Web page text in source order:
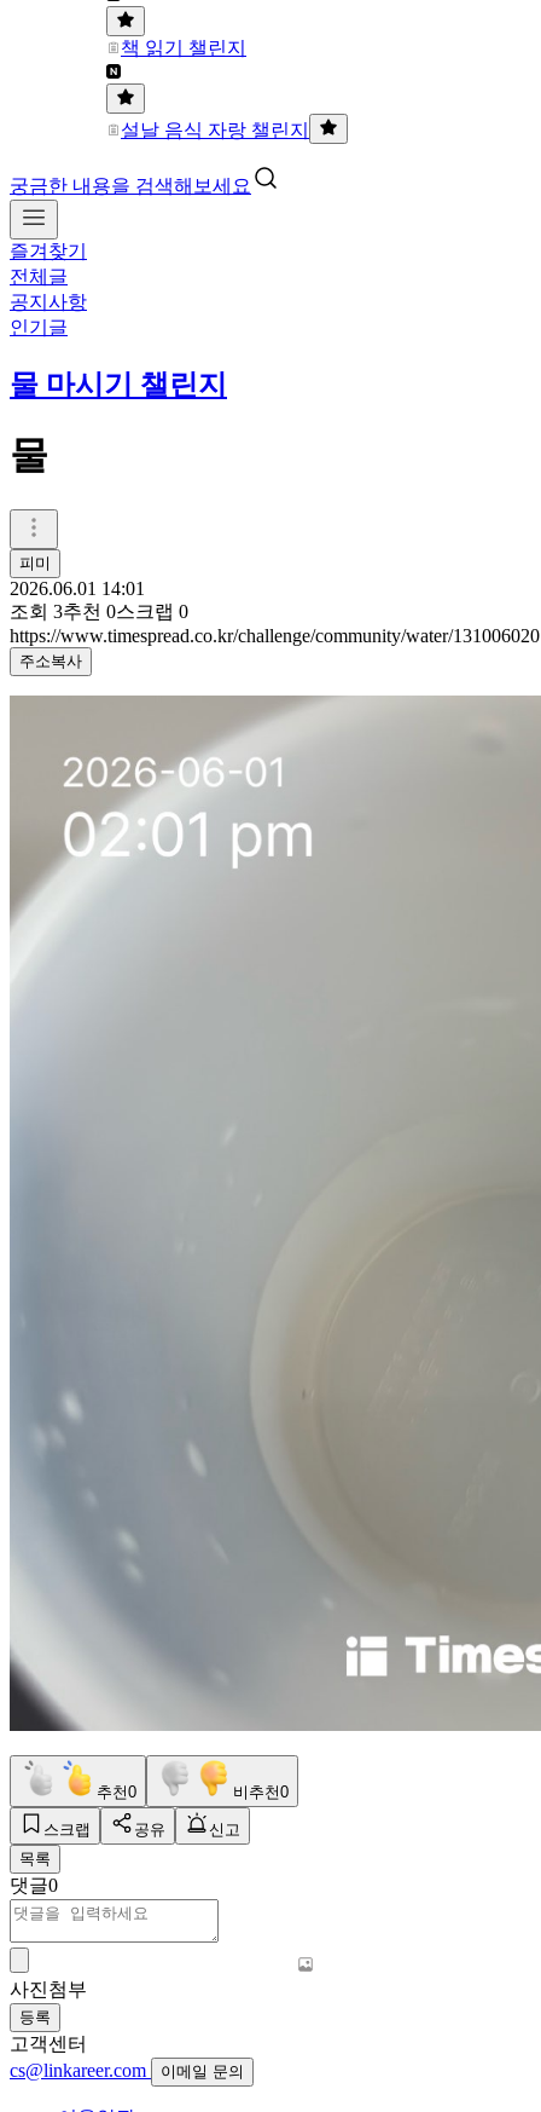
책 읽기 챌린지
설날 음식 자랑 챌린지
궁금한 내용을 검색해보세요
즐겨찾기
전체글
공지사항
인기글
물 마시기 챌린지
물
피미
2026.06.01 14:01
조회 3추천 0스크랩 0
https://www.timespread.co.kr/challenge/community/water/131006020
주소복사
추천0 비추천0
스크랩 공유
신고
목록
댓글0
사진첨부
등록
고객센터
cs@linkareer.com
이메일 문의